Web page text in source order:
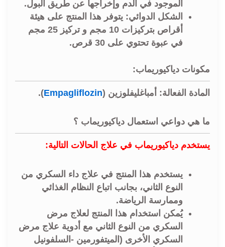
الموجود في الدم وإخراجها عن طريق البول.
الشكل الدوائي: يتوفر هذا المنتج على هيئة
أقراص بتركيزات 10 مجم و تركيز 25 مجم
في عبوة تحتوي على 30 قرص.
مكونات دياكيوريماب:
المادة الفعالة: أمباغليفلوزين (Empagliflozin
).
ما هي دواعي استعمال دياكيوريماب ؟
يستخدم دياكيوريماب في علاج الحالات التالية:
يستخدم هذا المنتج في علاج داء السكري من
النوع الثاني، بجانب اتباع النظام الغذائي
وممارسة الرياضة.
يُمكن استخدام هذا المنتج لعلاج مرض
السكري من النوع الثاني مع أدوية علاج مرض
السكري الأخرى (الميتفورمين -السلفونيل